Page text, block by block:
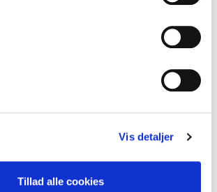
Vis detaljer
Tillad alle cookies